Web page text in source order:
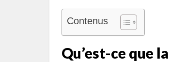
Contenus
Qu’est-ce que